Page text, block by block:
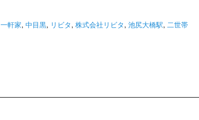
株式会社リビタ
売買
一軒家, 中目黒, リビタ, 株式会社リビタ, 池尻大橋駅, 二世帯